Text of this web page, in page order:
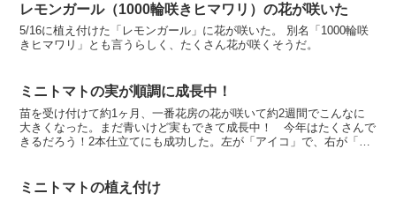
レモンガール（1000輪咲きヒマワリ）の花が咲いた
5/16に植え付けた「レモンガール」に花が咲いた。 別名「1000輪咲
きヒマワリ」とも言うらしく、たくさん花が咲くそうだ。
ミニトマトの実が順調に成長中！
苗を受け付けて約1ヶ月、一番花房の花が咲いて約2週間でこんなに
大きくなった。まだ青いけど実もできて成長中！ 今年はたくさんで
きるだろう！2本仕立てにも成功した。左が「アイコ」で、右が「高
ミニトマトの植え付け